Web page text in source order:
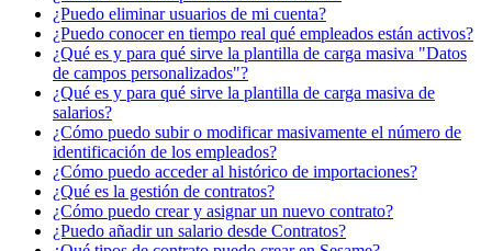
¿Puedo eliminar usuarios de mi cuenta?
¿Puedo conocer en tiempo real qué empleados están activos?
¿Qué es y para qué sirve la plantilla de carga masiva "Datos
de campos personalizados"?
¿Qué es y para qué sirve la plantilla de carga masiva de
salarios?
¿Cómo puedo subir o modificar masivamente el número de
identificación de los empleados?
¿Cómo puedo acceder al histórico de importaciones?
¿Qué es la gestión de contratos?
¿Cómo puedo crear y asignar un nuevo contrato?
¿Puedo añadir un salario desde Contratos?